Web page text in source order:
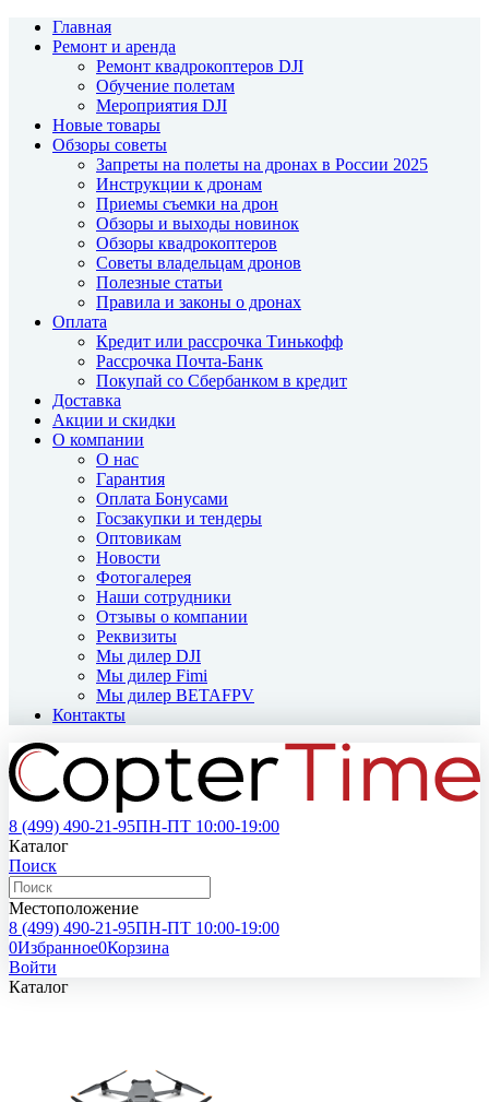
Главная
Ремонт и аренда
Ремонт квадрокоптеров DJI
Обучение полетам
Мероприятия DJI
Новые товары
Обзоры советы
Запреты на полеты на дронах в России 2025
Инструкции к дронам
Приемы съемки на дрон
Обзоры и выходы новинок
Обзоры квадрокоптеров
Советы владельцам дронов
Полезные статьи
Правила и законы о дронах
Оплата
Кредит или рассрочка Тинькофф
Рассрочка Почта-Банк
Покупай со Сбербанком в кредит
Доставка
Акции и скидки
О компании
О нас
Гарантия
Оплата Бонусами
Госзакупки и тендеры
Оптовикам
Новости
Фотогалерея
Наши сотрудники
Отзывы о компании
Реквизиты
Мы дилер DJI
Мы дилер Fimi
Мы дилер BETAFPV
Контакты
8 (499) 490-21-95ПН-ПТ 10:00-19:00
Каталог
Поиск
Местоположение
8 (499) 490-21-95ПН-ПТ 10:00-19:00
0Избранное0Корзина
Войти
Каталог